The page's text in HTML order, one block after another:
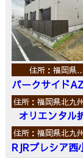
住所：福岡県
パークサイド
住所：福岡県北九
オリエンタル
住所：福岡県北九
RJRプレシア西